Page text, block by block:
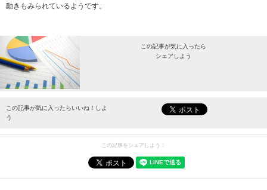
動きもみられているようです。
この記事が気に入ったら
シェアしよう
最新情報をお届けします。
この記事が気に入ったらいいね！しよ
う
この記事をシェアしよう！